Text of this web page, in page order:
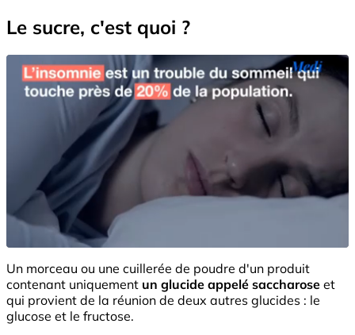
Le sucre, c'est quoi ?
Un morceau ou une cuillerée de poudre d'un produit
contenant uniquement un glucide appelé saccharose et
qui provient de la réunion de deux autres glucides : le
glucose et le fructose.